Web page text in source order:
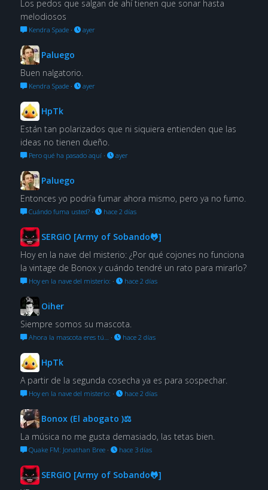
Los pedos que salgan de ahí tienen que sonar hasta
melodiosos
Kendra Spade· ayer
Paluego
Buen nalgatorio.
Kendra Spade· ayer
HpTk
Están tan polarizados que ni siquiera entienden que las
ideas no tienen dueño.
Pero qué ha pasado aquí· ayer
Paluego
Entonces yo podría fumar ahora mismo, pero ya no fumo.
Cuándo fuma usted?· hace 2 días
SERGIO [Army of Sobando🐸]
Hoy en la nave del misterio: ¿Por qué cojones no funciona
la vintage de Bonox y cuándo tendré un rato para mirarlo?
Hoy en la nave del misterio: · hace 2 días
Oiher
Siempre somos su mascota.
Ahora la mascota eres tú… · hace 2 días
HpTk
A partir de la segunda cosecha ya es para sospechar.
Hoy en la nave del misterio: · hace 2 días
Bonox (El abogato )⚖
La música no me gusta demasiado, las tetas bien.
Quake FM: Jonathan Bree· hace 3 días
SERGIO [Army of Sobando🐸]